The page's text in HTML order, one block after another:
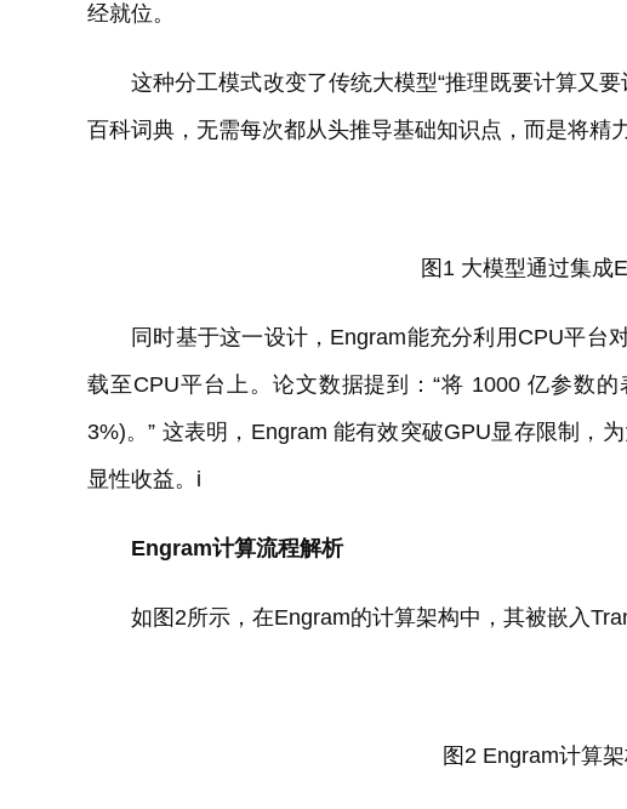
经就位。
这种分工模式改变了传统大模型“推理既要计算又
百科词典，无需每次都从头推导基础知识点，而是将精
图1 大模型通过集成
同时基于这一设计，Engram能充分利用CPU平台
载至CPU平台上。论文数据提到：“将 1000 亿参数
3%)。” 这表明，Engram 能有效突破GPU显存限制，
显性收益。i
Engram计算流程解析
如图2所示，在Engram的计算架构中，其被嵌入
图2 Engram计算